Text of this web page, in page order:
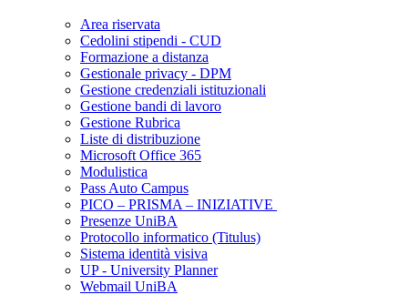
Area riservata
Cedolini stipendi - CUD
Formazione a distanza
Gestionale privacy - DPM
Gestione credenziali istituzionali
Gestione bandi di lavoro
Gestione Rubrica
Liste di distribuzione
Microsoft Office 365
Modulistica
Pass Auto Campus
PICO – PRISMA – INIZIATIVE
Presenze UniBA
Protocollo informatico (Titulus)
Sistema identità visiva
UP - University Planner
Webmail UniBA